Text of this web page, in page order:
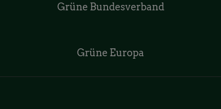
Grüne Bundesverband
Grüne Europa